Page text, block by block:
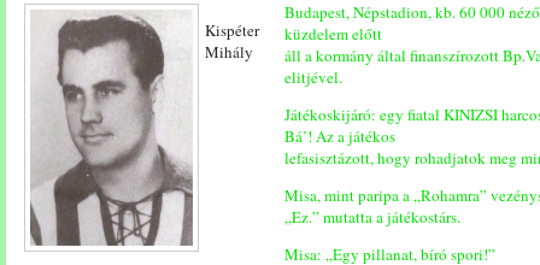
Kispéter
Mihály
Budapest, Népstadion, kb. 60 000
küzdelem előtt
áll a kormány által finanszírozott
elitjével.
Játékoskijáró: egy fiatal KINIZSI
Bá’! Az a játékos
lefasisztázott, hogy rohadjatok meg
Misa, mint paripa a „Rohamra”
„Ez.” mutatta a játékostárs.
Misa: „Egy pillanat, bíró spori!”